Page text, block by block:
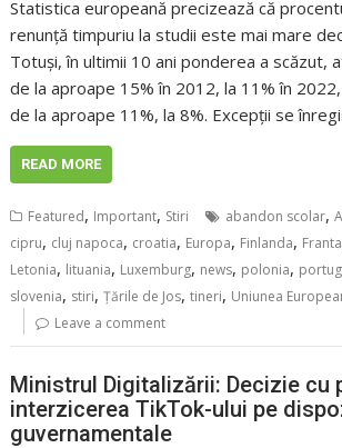
Statistica europeană precizează că
renunță timpuriu la studii este mai mare
Totuși, în ultimii 10 ani ponderea a scăzut,
de la aproape 15% în 2012, la 11% în
de la aproape 11%, la 8%. Excepții se
READ MORE
Featured, Important, Stiri abandon scolar,
cipru, cluj napoca, croatia, Europa, Finlanda, Franta
Letonia, lituania, Luxemburg, news, polonia,
slovenia, stiri,Țările de Jos,tineri, Uniunea
Leave a comment
Ministrul Digitalizării: Decizie cu
interzicerea TikTok-ului pe
guvernamentale